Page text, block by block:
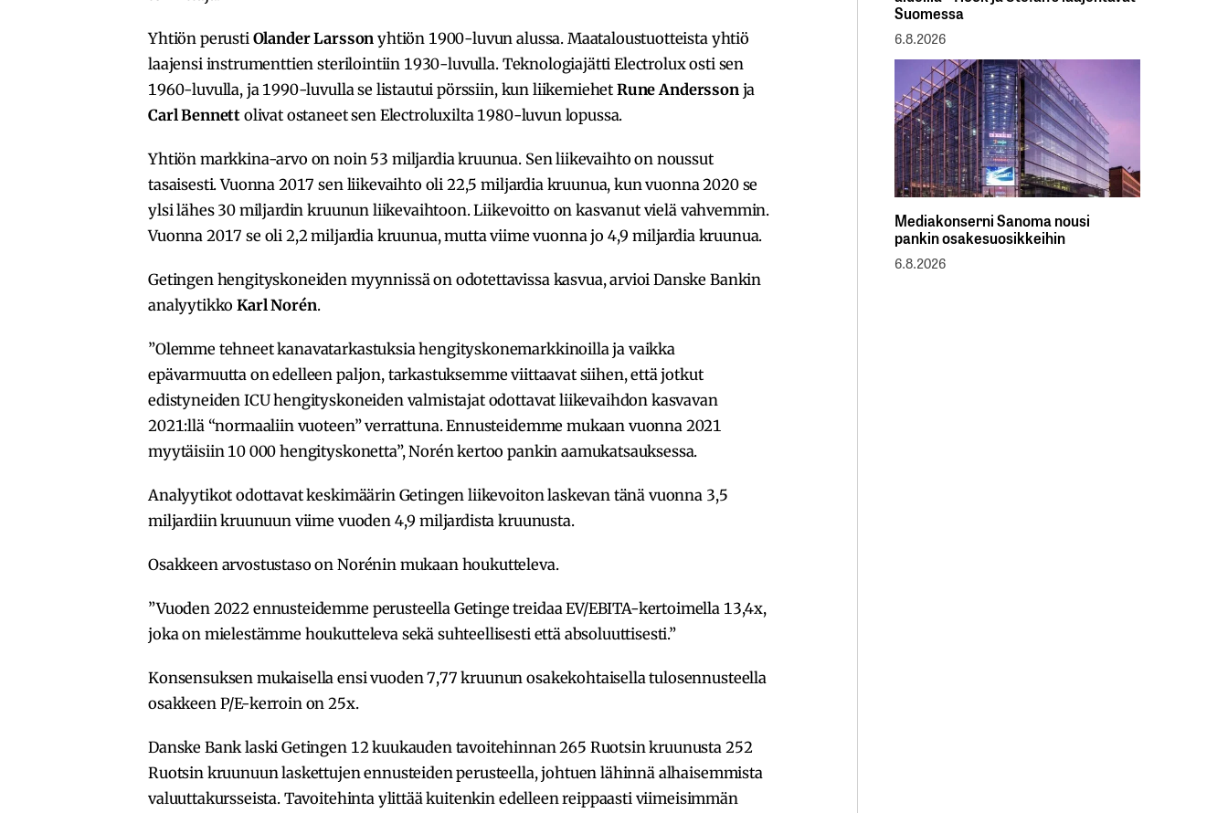
Yhtiön perusti Olander Larsson yhtiön 1900-luvun alussa. Maataloustuotteista yhtiö
laajensi instrumenttien sterilointiin 1930-luvulla. Teknologiajätti Electrolux osti sen
1960-luvulla, ja 1990-luvulla se listautui pörssiin, kun liikemiehet Rune Andersson ja
Carl Bennett olivat ostaneet sen Electroluxilta 1980-luvun lopussa.
Yhtiön markkina-arvo on noin 53 miljardia kruunua. Sen liikevaihto on noussut
tasaisesti. Vuonna 2017 sen liikevaihto oli 22,5 miljardia kruunua, kun vuonna 2020 se
ylsi lähes 30 miljardin kruunun liikevaihtoon. Liikevoitto on kasvanut vielä vahvemmin.
Vuonna 2017 se oli 2,2 miljardia kruunua, mutta viime vuonna jo 4,9 miljardia kruunua.
Getingen hengityskoneiden myynnissä on odotettavissa kasvua, arvioi Danske Bankin
analyytikkoKarl Norén.
”Olemme tehneet kanavatarkastuksia hengityskonemarkkinoilla ja vaikka
epävarmuutta on edelleen paljon, tarkastuksemme viittaavat siihen, että jotkut
edistyneiden ICU hengityskoneiden valmistajat odottavat liikevaihdon kasvavan
2021:llä “normaaliin vuoteen” verrattuna. Ennusteidemme mukaan vuonna 2021
myytäisiin 10 000 hengityskonetta”, Norén kertoo pankin aamukatsauksessa.
Analyytikot odottavat keskimäärin Getingen liikevoiton laskevan tänä vuonna 3,5
miljardiin kruunuun viime vuoden 4,9 miljardista kruunusta.
Osakkeen arvostustaso on Norénin mukaan houkutteleva.
”Vuoden 2022 ennusteidemme perusteella Getinge treidaa EV/EBITA-kertoimella 13,4x,
joka on mielestämme houkutteleva sekä suhteellisesti että absoluuttisesti.”
Konsensuksen mukaisella ensi vuoden 7,77 kruunun osakekohtaisella tulosennusteella
osakkeen P/E-kerroin on 25x.
Danske Bank laski Getingen 12 kuukauden tavoitehinnan 265 Ruotsin kruunusta 252
Ruotsin kruunuun laskettujen ennusteiden perusteella, johtuen lähinnä alhaisemmista
valuuttakursseista. Tavoitehinta ylittää kuitenkin edelleen reippaasti viimeisimmän
Suomessa
6.8.2026
Mediakonserni Sanoma nousi
pankin osakesuosikkeihin
6.8.2026